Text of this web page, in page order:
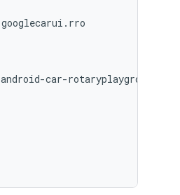
car-rotaryplayground/